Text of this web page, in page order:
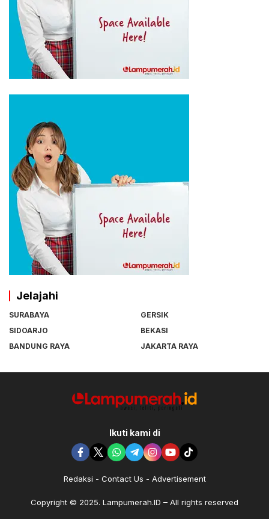
Jelajahi
SURABAYA
GERSIK
SIDOARJO
BEKASI
BANDUNG RAYA
JAKARTA RAYA
Ikuti kami di
Redaksi Contact Us Advertisement
Copyright © 2025. Lampumerah.ID – All rights reserved